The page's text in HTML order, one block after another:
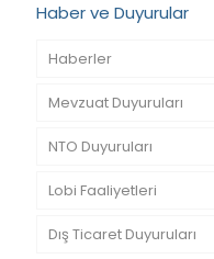
Haber ve Duyurular
Haberler
Mevzuat Duyuruları
NTO Duyuruları
Lobi Faaliyetleri
Dış Ticaret Duyuruları